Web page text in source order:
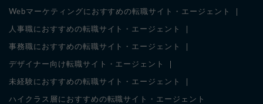
Webマーケティングにおすすめの転職サイト・エージェント
人事職におすすめの転職サイト・エージェント
事務職におすすめの転職サイト・エージェント
デザイナー向け転職サイト・エージェント
未経験におすすめの転職サイト・エージェント
ハイクラス層におすすめの転職サイト・エージェント